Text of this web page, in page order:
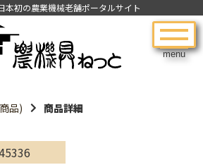
menu
本初の農業機械老舗ポータルサイト
品) 商品詳細